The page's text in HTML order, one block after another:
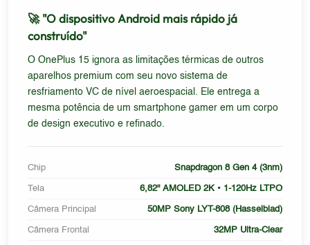
🚀 "O dispositivo Android mais rápido já
construído"
O OnePlus 15 ignora as limitações térmicas de outros
aparelhos premium com seu novo sistema de
resfriamento VC de nível aeroespacial. Ele entrega a
mesma potência de um smartphone gamer em um corpo
de design executivo e refinado.
Chip Snapdragon 8 Gen 4 (3nm)
Tela 6,82" AMOLED 2K • 1-120Hz LTPO
Câmera Principal 50MP Sony LYT-808 (Hasselblad)
Câmera Frontal 32MP Ultra-Clear